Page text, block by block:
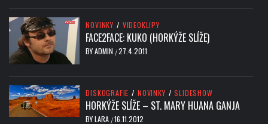
NOVINKY / VIDEOKLIPY
FACE2FACE: KUKO (HORKÝŽE SLÍŽE)
BYADMIN /27.4.2011
DISKOGRAFIE / NOVINKY / SLIDESHOW
HORKÝŽE SLÍŽE – ST. MARY HUANA GANJA
BYLARA /16.11.2012